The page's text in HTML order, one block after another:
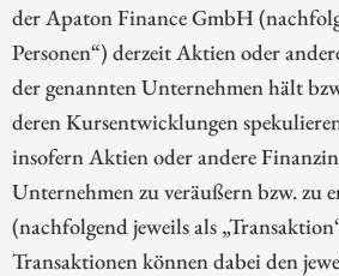
der Apaton Finance GmbH
Personen“) derzeit Aktien oder
der genannten Unternehmen hält
deren Kursentwicklungen
insofern Aktien oder andere
Unternehmen zu veräußern bzw. zu
(nachfolgend jeweils als
Transaktionen können dabei den